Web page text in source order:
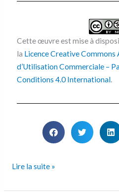
Cette œuvre est mise à
la Licence Creative
d’Utilisation Commerciale –
Conditions 4.0 International.
Lire la suite »